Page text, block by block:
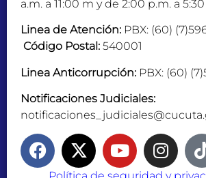
a.m. a 11:00 m y de 2:00 p.m. a
Linea de Atención: PBX: (60)
Código Postal: 540001
Linea Anticorrupción: PBX: (60)
Notificaciones Judiciales:
Política de seguridad y